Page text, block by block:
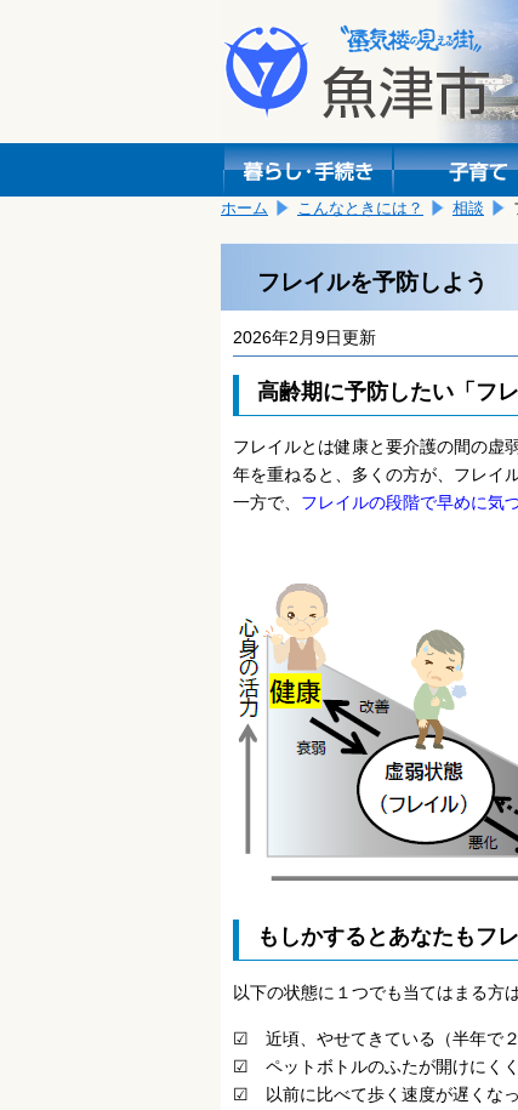
し
ホーム こんなときには？ 相談
フレイルを予防しよう
2026年2月9日更新
高齢期に予防したい「フ
フレイルとは健康と要介護の間の虚
年を重ねると、多くの方が、フレイ
一方で、 フレイルの段階で早めに気
もしかするとあなたもフ
以下の状態に１つでも当てはまる方
☑ 近頃、やせてきている（半年で２
☑ ペットボトルのふたが開けにく
☑ 以前に比べて歩く速度が遅くな